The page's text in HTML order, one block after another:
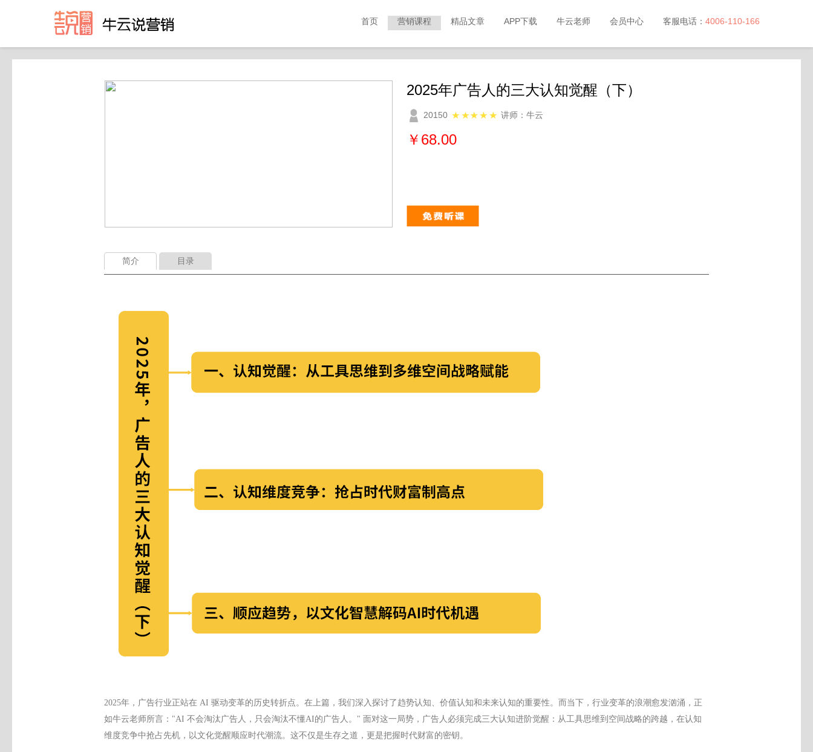
首页 营销课程 精品文章 APP下载 牛云老师 会员中心 客服电话： 4006-110-166
2025年广告人的三大认知觉醒（下）
20150 讲师：牛云
￥68.00
简介 目录
2025年，广告行业正站在 AI 驱动变革的历史转折点。在上篇，我们深入探讨了趋势认知、价值认知和未来认知的重要性。而当下，行业变革的浪潮愈发汹涌，正
如牛云老师所言："AI 不会淘汰广告人，只会淘汰不懂AI的广告人。" 面对这一局势，广告人必须完成三大认知进阶觉醒 ： 从工具思维到空间战略的跨越，在认知
维度竞争中抢占先机，以文化觉醒顺应时代潮流。 这不仅是生存之道，更是把握时代财富的密钥。